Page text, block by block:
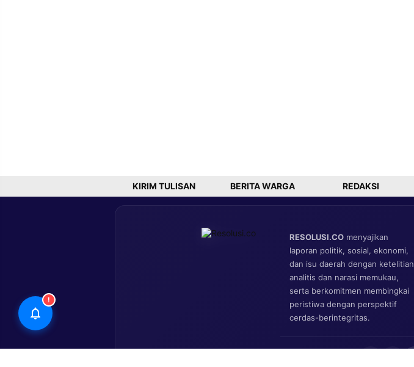
KIRIM TULISAN BERITA WARGA REDAKSI
RESOLUSI.CO menyajikan
laporan politik, sosial, ekonomi,
dan isu daerah dengan ketelitian
analitis dan narasi memukau,
serta berkomitmen membingkai
peristiwa dengan perspektif
cerdas-berintegritas.
!